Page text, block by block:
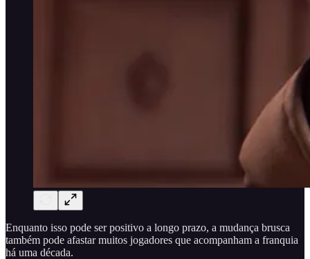
Enquanto isso pode ser positivo a longo prazo, a mudança brusca
também pode afastar muitos jogadores que acompanham a franquia
há uma década.